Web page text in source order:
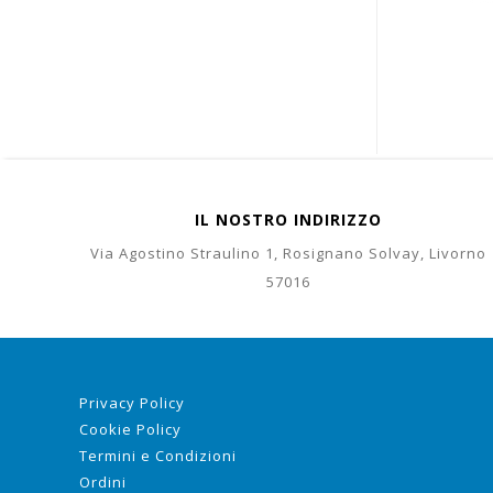
IL NOSTRO INDIRIZZO
Via Agostino Straulino 1, Rosignano Solvay, Livorno
57016
Privacy Policy
Cookie Policy
Termini e Condizioni
Ordini